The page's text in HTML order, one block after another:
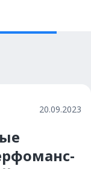
20.09.2023